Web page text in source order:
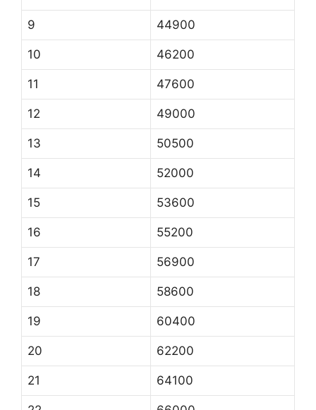
9 44900
10 46200
11 47600
12 49000
13 50500
14 52000
15 53600
16 55200
17 56900
18 58600
19 60400
20 62200
21 64100